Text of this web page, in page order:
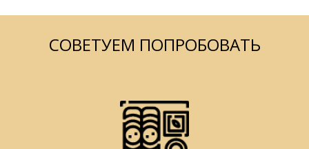
СОВЕТУЕМ ПОПРОБОВАТЬ